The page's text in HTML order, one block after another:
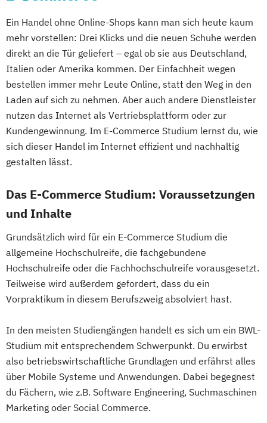
Ein Handel ohne Online-Shops kann man sich heute kaum
mehr vorstellen: Drei Klicks und die neuen Schuhe werden
direkt an die Tür geliefert – egal ob sie aus Deutschland,
Italien oder Amerika kommen. Der Einfachheit wegen
bestellen immer mehr Leute Online, statt den Weg in den
Laden auf sich zu nehmen. Aber auch andere Dienstleister
nutzen das Internet als Vertriebsplattform oder zur
Kundengewinnung. Im E-Commerce Studium lernst du, wie
sich dieser Handel im Internet effizient und nachhaltig
gestalten lässt.
Das E-Commerce Studium: Voraussetzungen
und Inhalte
Grundsätzlich wird für ein E-Commerce Studium die
allgemeine Hochschulreife, die fachgebundene
Hochschulreife oder die Fachhochschulreife vorausgesetzt.
Teilweise wird außerdem gefordert, dass du ein
Vorpraktikum in diesem Berufszweig absolviert hast.
In den meisten Studiengängen handelt es sich um ein BWL-
Studium mit entsprechendem Schwerpunkt. Du erwirbst
also betriebswirtschaftliche Grundlagen und erfährst alles
über Mobile Systeme und Anwendungen. Dabei begegnest
du Fächern, wie z.B. Software Engineering, Suchmaschinen
Marketing oder Social Commerce.